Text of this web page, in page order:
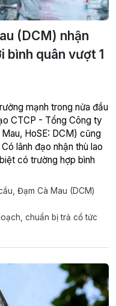
(DCM) nhận
bình quân vượt 1
mạnh trong nửa đầu
CTCP - Tổng Công ty
HoSE: DCM) cũng
lãnh đạo nhận thù lao
có trường hợp bình
Đạm Cà Mau (DCM)
chuẩn bị trả cổ tức